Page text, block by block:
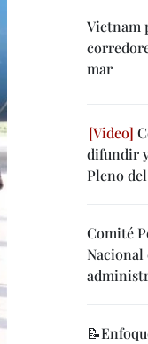
Vietnam
mar
difundir
Pleno
Comité
Nacional